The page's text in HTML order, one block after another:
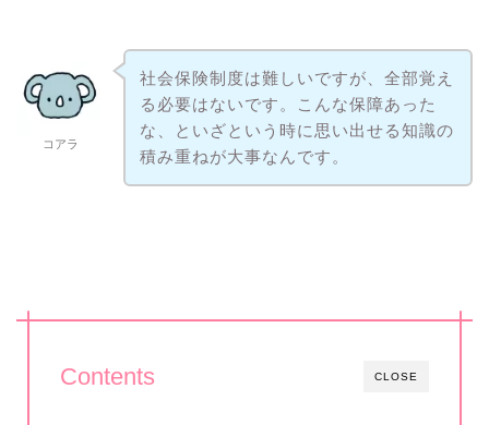
コアラ
社会保険制度は難しいですが、全部覚え
る必要はないです。こんな保障あった
な、といざという時に思い出せる知識の
積み重ねが大事なんです。
CLOSE
Contents